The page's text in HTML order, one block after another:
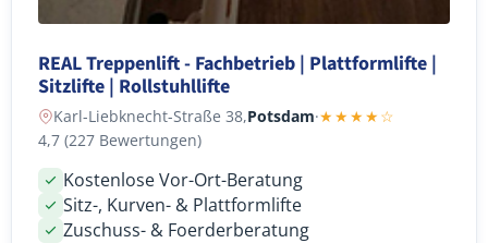
REAL Treppenlift - Fachbetrieb | Plattformlifte |
Sitzlifte | Rollstuhllifte
Karl-Liebknecht-Straße 38,Potsdam·★★★★☆
4,7 (227 Bewertungen)
Kostenlose Vor-Ort-Beratung
Sitz-, Kurven- & Plattformlifte
Zuschuss- & Foerderberatung